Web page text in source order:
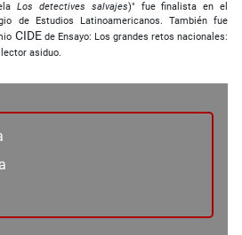
Los detectives salvajes)" fue finalista en el
de Estudios Latinoamericanos. También fue
CIDEde Ensayo: Los grandes retos nacionales:
asiduo.